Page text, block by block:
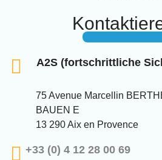
A2S (fortschrittliche
75 Avenue Marcellin
BAUEN E
13 290 Aix en Provence
+33 (0) 4 12 28 00 69